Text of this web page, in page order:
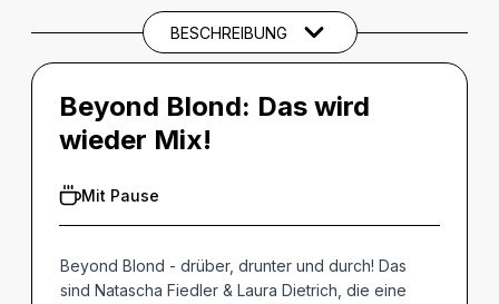
BESCHREIBUNG
Beyond Blond: Das wird
wieder Mix!
Mit Pause
Beyond Blond - drüber, drunter und durch! Das
sind Natascha Fiedler & Laura Dietrich, die eine